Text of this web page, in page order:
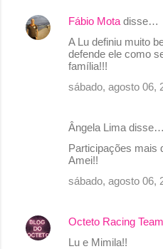
C
s
Fábio Mota disse…
A Lu definiu muito
defende ele como
família!!!
sábado, agosto 06,
Ângela Lima disse…
Participações mais
Amei!!
sábado, agosto 06,
Octeto Racing Team
Lu e Mimila!!